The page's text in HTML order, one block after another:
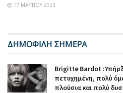
17 ΜΑΡΤΊΟΥ 2023
ΔΗΜΟΦΙΛΗ ΣΗΜΕΡΑ
Brigitte Bardot
πετυχημένη, πολύ
πλούσια και πολύ